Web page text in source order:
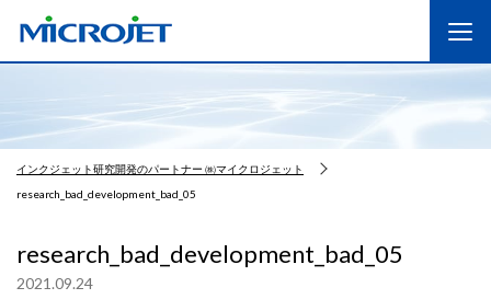
インクジェット研究開発のパートナー ㈱マイクロジェット
research_bad_development_bad_05
research_bad_development_bad_05
2021.09.24